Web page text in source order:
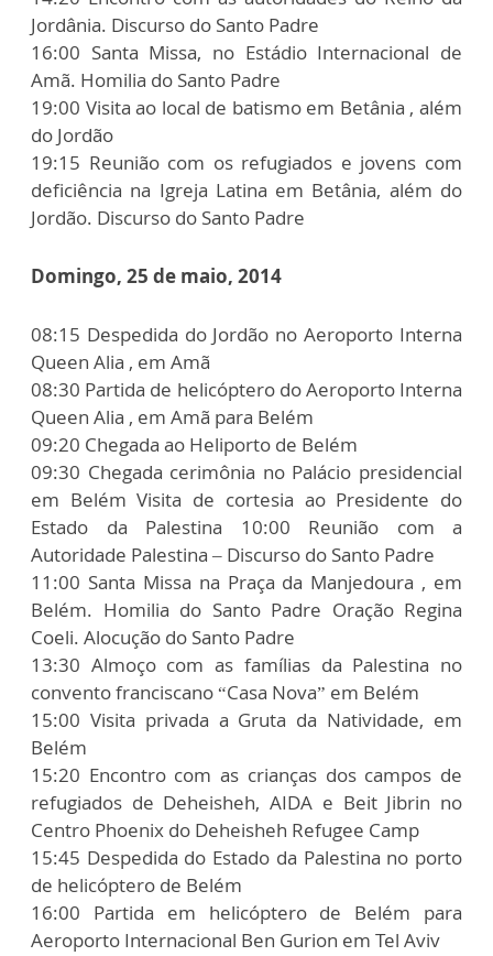
Jordânia. Discurso do Santo Padre
16:00 Santa Missa, no Estádio Internacional de
Amã. Homilia do Santo Padre
19:00 Visita ao local de batismo em Betânia , além
do Jordão
19:15 Reunião com os refugiados e jovens com
deficiência na Igreja Latina em Betânia, além do
Jordão. Discurso do Santo Padre
Domingo, 25 de maio, 2014
08:15 Despedida do Jordão no Aeroporto Interna
Queen Alia , em Amã
08:30 Partida de helicóptero do Aeroporto Interna
Queen Alia , em Amã para Belém
09:20 Chegada ao Heliporto de Belém
09:30 Chegada cerimônia no Palácio presidencial
em Belém Visita de cortesia ao Presidente do
Estado da Palestina 10:00 Reunião com a
Autoridade Palestina – Discurso do Santo Padre
11:00 Santa Missa na Praça da Manjedoura , em
Belém. Homilia do Santo Padre Oração Regina
Coeli. Alocução do Santo Padre
13:30 Almoço com as famílias da Palestina no
convento franciscano “Casa Nova” em Belém
15:00 Visita privada a Gruta da Natividade, em
Belém
15:20 Encontro com as crianças dos campos de
refugiados de Deheisheh, AIDA e Beit Jibrin no
Centro Phoenix do Deheisheh Refugee Camp
15:45 Despedida do Estado da Palestina no porto
de helicóptero de Belém
16:00 Partida em helicóptero de Belém para
Aeroporto Internacional Ben Gurion em Tel Aviv